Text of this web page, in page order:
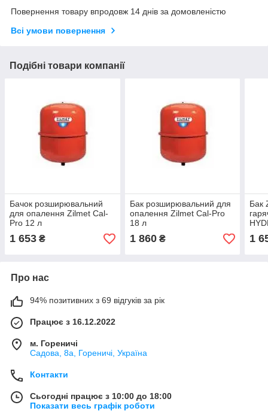
Повернення товару впродовж 14 днів за домовленістю
Всі умови повернення
Подібні товари компанії
Бачок розширювальний
для опалення Zilmet Cal-
Pro 12 л
1 653 ₴
Бак розширювальний для
опалення Zilmet Cal-Pro
18 л
1 860₴
Бак
1
Про нас
94% позитивних з 69 відгуків за рік
Працює з 16.12.2022
м. Гореничі
Садова, 8а, Гореничі, Україна
Контакти
Сьогодні працює з 10:00 до 18:00
Показати весь графік роботи